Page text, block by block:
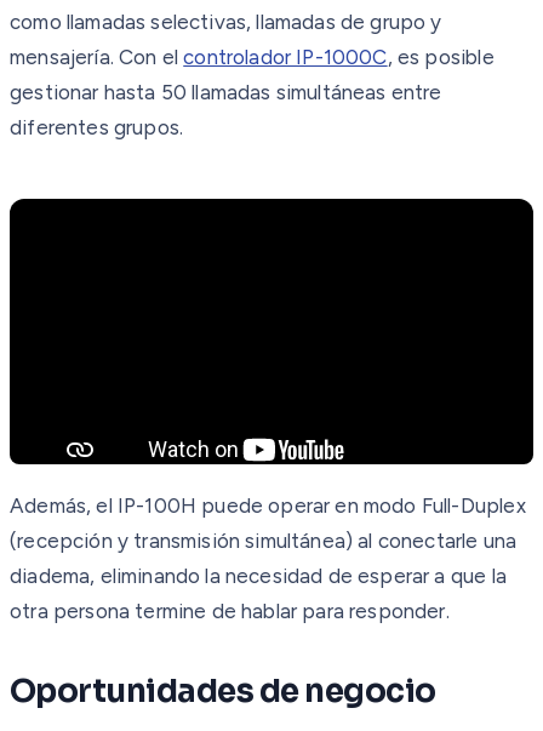
como llamadas selectivas, llamadas de grupo y
mensajería. Con elcontrolador IP-1000C, es posible
gestionar hasta 50 llamadas simultáneas entre
diferentes grupos.
Además, el IP-100H puede operar en modo Full-Duplex
(recepción y transmisión simultánea) al conectarle una
diadema, eliminando la necesidad de esperar a que la
otra persona termine de hablar para responder.
Oportunidades de negocio